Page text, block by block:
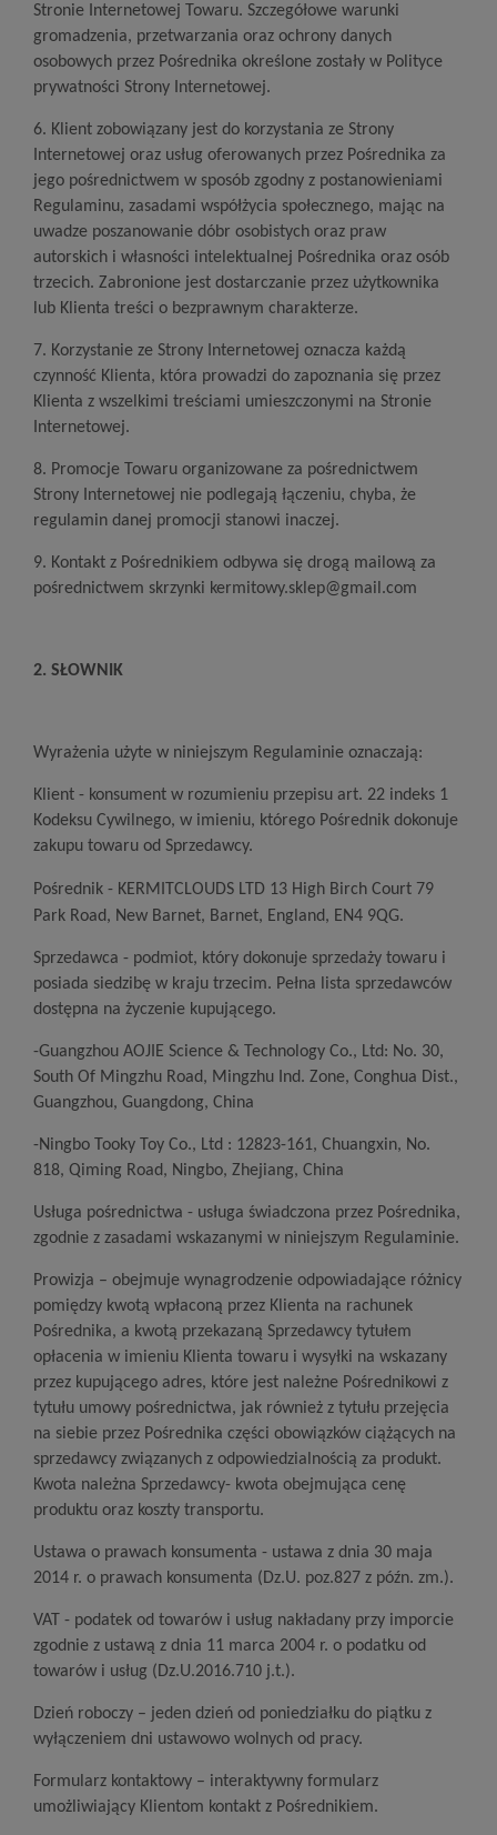
Stronie Internetowej Towaru. Szczegółowe warunki
gromadzenia, przetwarzania oraz ochrony danych
osobowych przez Pośrednika określone zostały w Polityce
prywatności Strony Internetowej.
6. Klient zobowiązany jest do korzystania ze Strony
Internetowej oraz usług oferowanych przez Pośrednika za
jego pośrednictwem w sposób zgodny z postanowieniami
Regulaminu, zasadami współżycia społecznego, mając na
uwadze poszanowanie dóbr osobistych oraz praw
autorskich i własności intelektualnej Pośrednika oraz osób
trzecich. Zabronione jest dostarczanie przez użytkownika
lub Klienta treści o bezprawnym charakterze.
7. Korzystanie ze Strony Internetowej oznacza każdą
czynność Klienta, która prowadzi do zapoznania się przez
Klienta z wszelkimi treściami umieszczonymi na Stronie
Internetowej.
8. Promocje Towaru organizowane za pośrednictwem
Strony Internetowej nie podlegają łączeniu, chyba, że
regulamin danej promocji stanowi inaczej.
9. Kontakt z Pośrednikiem odbywa się drogą mailową za
pośrednictwem skrzynki kermitowy.sklep@gmail.com
2. SŁOWNIK
Wyrażenia użyte w niniejszym Regulaminie oznaczają:
Klient - konsument w rozumieniu przepisu art. 22 indeks 1
Kodeksu Cywilnego, w imieniu, którego Pośrednik dokonuje
zakupu towaru od Sprzedawcy.
Pośrednik - KERMITCLOUDS LTD 13 High Birch Court 79
Park Road, New Barnet, Barnet, England, EN4 9QG.
Sprzedawca - podmiot, który dokonuje sprzedaży towaru i
posiada siedzibę w kraju trzecim. Pełna lista sprzedawców
dostępna na życzenie kupującego.
-Guangzhou AOJIE Science & Technology Co., Ltd: No. 30,
South Of Mingzhu Road, Mingzhu Ind. Zone, Conghua Dist.,
Guangzhou, Guangdong, China
-Ningbo Tooky Toy Co., Ltd : 12823-161, Chuangxin, No.
818, Qiming Road, Ningbo, Zhejiang, China
Usługa pośrednictwa - usługa świadczona przez Pośrednika,
zgodnie z zasadami wskazanymi w niniejszym Regulaminie.
Prowizja – obejmuje wynagrodzenie odpowiadające różnicy
pomiędzy kwotą wpłaconą przez Klienta na rachunek
Pośrednika, a kwotą przekazaną Sprzedawcy tytułem
opłacenia w imieniu Klienta towaru i wysyłki na wskazany
przez kupującego adres, które jest należne Pośrednikowi z
tytułu umowy pośrednictwa, jak również z tytułu przejęcia
na siebie przez Pośrednika części obowiązków ciążących na
sprzedawcy związanych z odpowiedzialnością za produkt.
Kwota należna Sprzedawcy- kwota obejmująca cenę
produktu oraz koszty transportu.
Ustawa o prawach konsumenta - ustawa z dnia 30 maja
2014 r. o prawach konsumenta (Dz.U. poz.827 z późn. zm.).
VAT - podatek od towarów i usług nakładany przy imporcie
zgodnie z ustawą z dnia 11 marca 2004 r. o podatku od
towarów i usług (Dz.U.2016.710 j.t.).
Dzień roboczy – jeden dzień od poniedziałku do piątku z
wyłączeniem dni ustawowo wolnych od pracy.
Formularz kontaktowy – interaktywny formularz
umożliwiający Klientom kontakt z Pośrednikiem.